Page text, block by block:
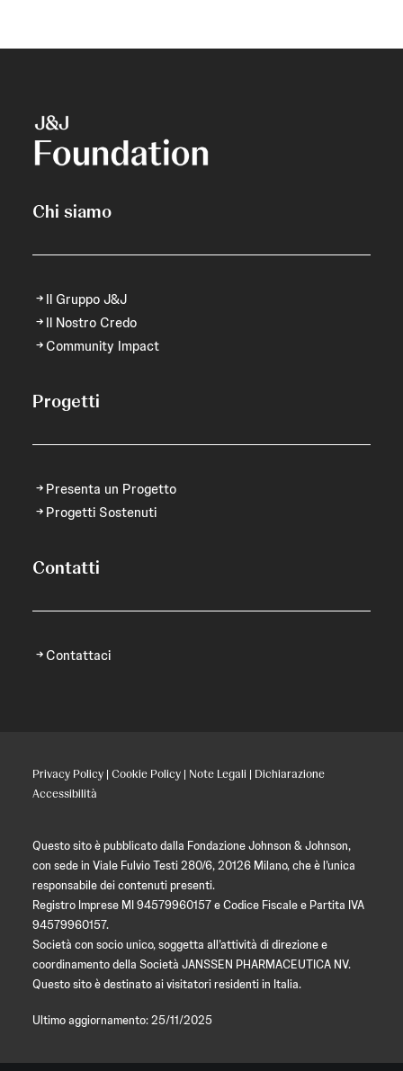
Chi siamo
Il Gruppo J&J
Il Nostro Credo
Community Impact
Progetti
Presenta un Progetto
Progetti Sostenuti
Contatti
Contattaci
Privacy Policy | Cookie Policy | Note Legali | Dichiarazione
Accessibilità
Questo sito è pubblicato dalla Fondazione Johnson & Johnson,
con sede in Viale Fulvio Testi 280/6, 20126 Milano, che è l’unica
responsabile dei contenuti presenti.
Registro Imprese MI 94579960157 e Codice Fiscale e Partita IVA
94579960157.
Società con socio unico, soggetta all’attività di direzione e
coordinamento della Società JANSSEN PHARMACEUTICA NV.
Questo sito è destinato ai visitatori residenti in Italia.
Ultimo aggiornamento: 25/11/2025